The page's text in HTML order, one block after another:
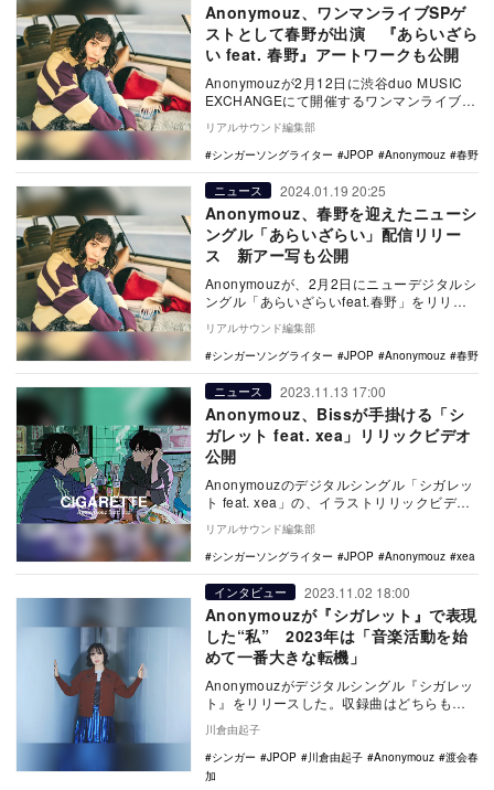
Anonymouz、ワンマンライブSPゲ
ストとして春野が出演 『あらいざら
い feat. 春野』アートワークも公開
Anonymouzが2月12日に渋谷duo MUSIC
EXCHANGEにて開催するワンマンライブ
『Anonymouz Live…
リアルサウンド編集部
シンガーソングライター
JPOP Anonymouz 春野
ニュース 2024.01.19 20:25
Anonymouz、春野を迎えたニューシ
ングル「あらいざらい」配信リリー
ス 新アー写も公開
Anonymouzが、2月2日にニューデジタルシ
ングル「あらいざらいfeat.春野」をリリー
スする。 本楽曲は、春野をフィー…
リアルサウンド編集部
シンガーソングライター
JPOP Anonymouz 春野
ニュース 2023.11.13 17:00
Anonymouz、Bissが手掛ける「シ
ガレット feat. xea」リリックビデオ
公開
Anonymouzのデジタルシングル「シガレッ
ト feat. xea」の、イラストリリックビデオ
が公開された。 Anonymo…
リアルサウンド編集部
シンガーソングライター
JPOP Anonymouz xea
インタビュー 2023.11.02 18:00
Anonymouzが『シガレット』で表現
した“私” 2023年は「音楽活動を始
めて一番大きな転機」
Anonymouzがデジタルシングル『シガレッ
ト』をリリースした。収録曲はどちらも
曲…
川倉由起子
シンガー
JPOP 川倉由起子 Anonymouz
渡会春
加